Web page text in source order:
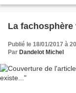
La
Publié le 18/01/2017 à
Par Dandelot Michel